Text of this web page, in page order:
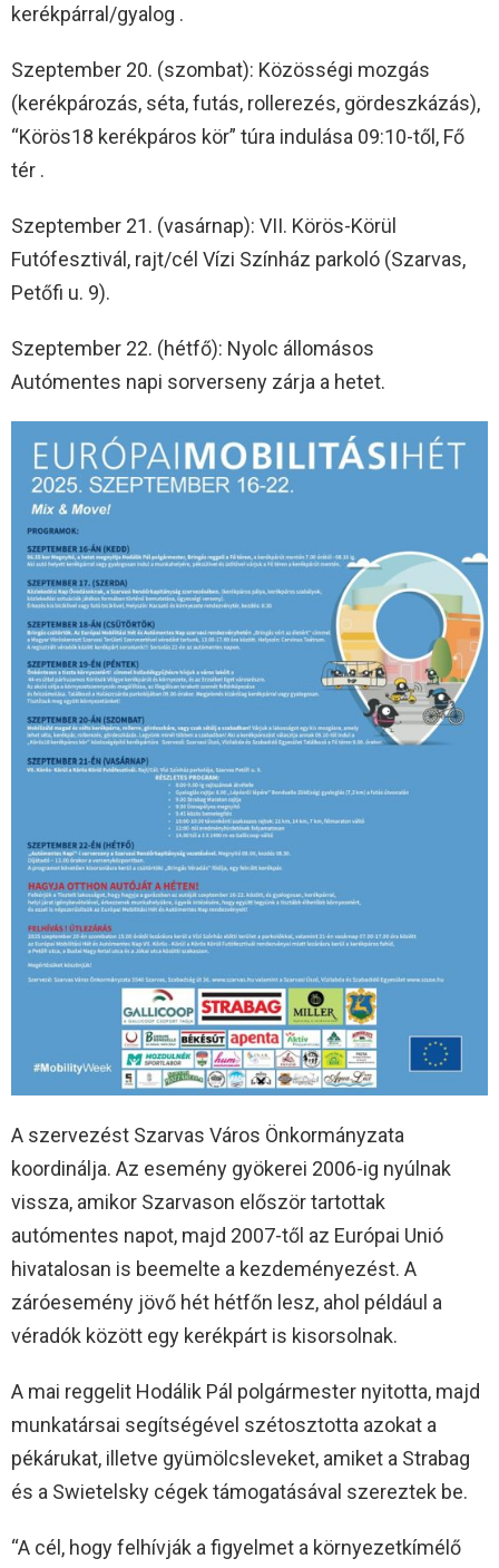
kerékpárral/gyalog .
Szeptember 20. (szombat): Közösségi mozgás
(kerékpározás, séta, futás, rollerezés, gördeszkázás),
“Körös18 kerékpáros kör” túra indulása 09:10-től, Fő
tér .
Szeptember 21. (vasárnap): VII. Körös-Körül
Futófesztivál, rajt/cél Vízi Színház parkoló (Szarvas,
Petőfi u. 9).
Szeptember 22. (hétfő): Nyolc állomásos
Autómentes napi sorverseny zárja a hetet.
A szervezést Szarvas Város Önkormányzata
koordinálja. Az esemény gyökerei 2006-ig nyúlnak
vissza, amikor Szarvason először tartottak
autómentes napot, majd 2007-től az Európai Unió
hivatalosan is beemelte a kezdeményezést. A
záróesemény jövő hét hétfőn lesz, ahol például a
véradók között egy kerékpárt is kisorsolnak.
A mai reggelit Hodálik Pál polgármester nyitotta, majd
munkatársai segítségével szétosztotta azokat a
pékárukat, illetve gyümölcsleveket, amiket a Strabag
és a Swietelsky cégek támogatásával szereztek be.
“A cél, hogy felhívják a figyelmet a környezetkímélő